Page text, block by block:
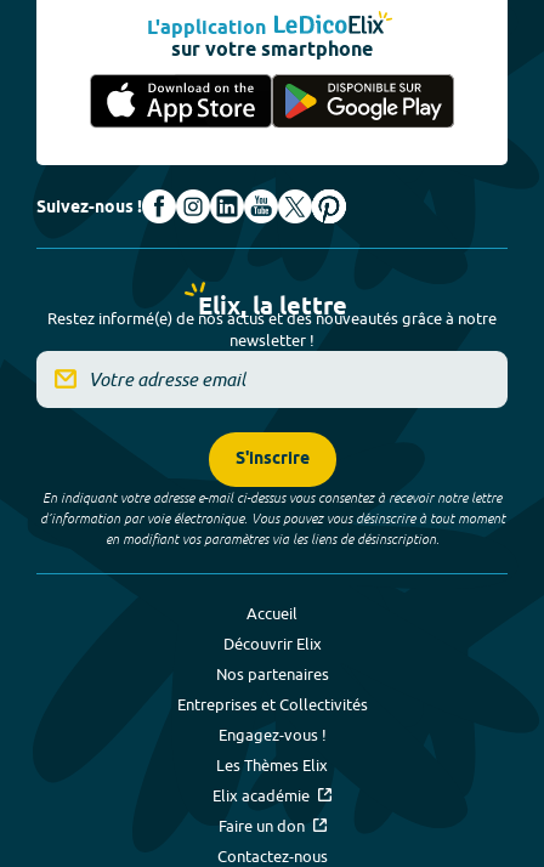
L'application
sur votre smartphone
Suivez-nous !
Elix, la lettre
Restez informé(e) de nos actus et des nouveautés grâce à notre
newsletter !
S'inscrire
En indiquant votre adresse e-mail ci-dessus vous consentez à recevoir notre lettre
d’information par voie électronique. Vous pouvez vous désinscrire à tout moment
en modifiant vos paramètres via les liens de désinscription.
Accueil
Découvrir Elix
Nos partenaires
Entreprises et Collectivités
Engagez-vous !
Les Thèmes Elix
Elix académie
Faire un don
Contactez-nous